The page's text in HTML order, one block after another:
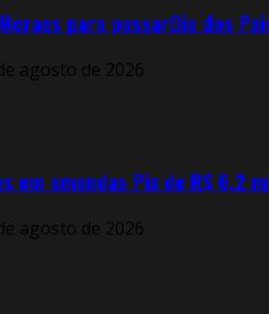
para passarDia dos
agosto de 2026
em emendas Pix de R$ 6,2
agosto de 2026